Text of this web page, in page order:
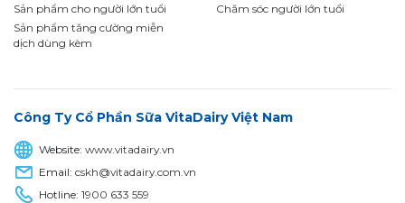
Sản phẩm cho người lớn tuổi
Sản phẩm tăng cường miễn
dịch dùng kèm
Chăm sóc người lớn tuổi
Công Ty Cổ Phần Sữa VitaDairy Việt Nam
Website:www.vitadairy.vn
Email:cskh@vitadairy.com.vn
Hotline:1900 633 559